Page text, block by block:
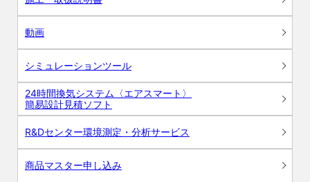
動画
シミュレーションツール
24時間換気システム〈エアスマート〉
簡易設計見積ソフト
R&Dセンター環境測定・分析サービス
商品マスター申し込み